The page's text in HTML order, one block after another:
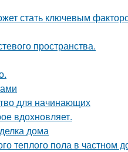
стать ключевым
пространства.
для начинающих
вдохновляет.
дома
теплого пола в частном